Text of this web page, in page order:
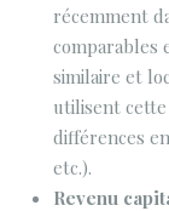
récemment
comparables
similaire et
utilisent
différences
etc.).
Revenu